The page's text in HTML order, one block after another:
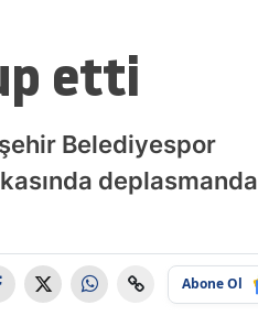
etti
Belediyespor
deplasmanda
Abone Ol